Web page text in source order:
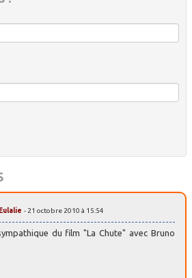
Eulalie - 21 octobre 2010 à 15:54
du film "La Chute" avec Bruno